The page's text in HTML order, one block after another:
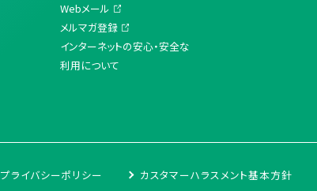
Webメール
メルマガ登録
インターネットの安心・安全な
利用について
プライバシーポリシー カスタマーハラスメント基本方針